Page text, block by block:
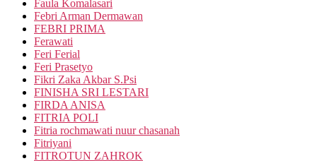
Faula Komalasari
Febri Arman Dermawan
FEBRI PRIMA
Ferawati
Feri Ferial
Feri Prasetyo
Fikri Zaka Akbar S.Psi
FINISHA SRI LESTARI
FIRDA ANISA
FITRIA POLI
Fitria rochmawati nuur chasanah
Fitriyani
FITROTUN ZAHROK